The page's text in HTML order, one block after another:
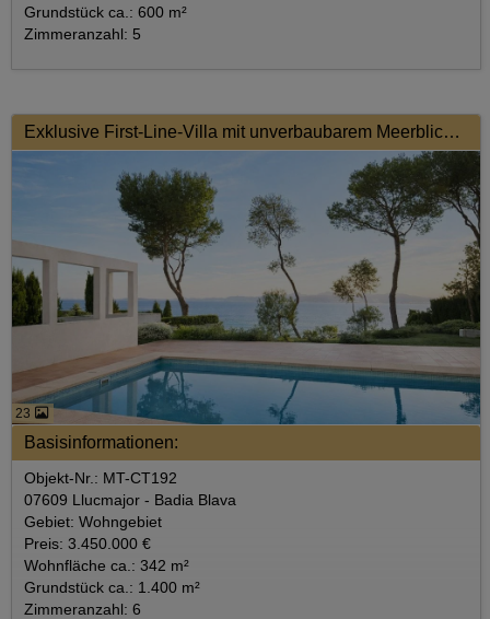
Grundstück ca.: 600 m²
Zimmeranzahl: 5
Exklusive First-Line-Villa mit unverbaubarem Meerblick und ETV
23
Basisinformationen:
Objekt-Nr.: MT-CT192
07609 Llucmajor - Badia Blava
Gebiet: Wohngebiet
Preis: 3.450.000 €
Wohnfläche ca.: 342 m²
Grundstück ca.: 1.400 m²
Zimmeranzahl: 6